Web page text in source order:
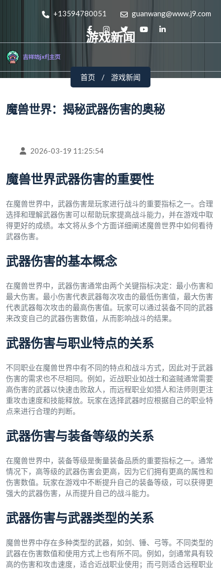
+13594780051 guanwang@www.j9.com
游戏新闻
首页 游戏新闻
魔兽世界：揭秘武器伤害的奥秘
2026-03-19 11:25:54
魔兽世界武器伤害的重要性
在魔兽世界中，武器伤害是玩家进行战斗的重要指标之一。合理
选择和理解武器伤害可以帮助玩家提高战斗能力，并在游戏中取
得更好的成绩。本文将从多个方面详细阐述魔兽世界中如何看待
武器伤害。
武器伤害的基本概念
在魔兽世界中，武器伤害通常由两个关键指标决定：最小伤害和
最大伤害。最小伤害代表武器每次攻击的最低伤害值，最大伤害
代表武器每次攻击的最高伤害值。玩家可以通过装备不同的武器
来改变自己的武器伤害数值，从而影响战斗的结果。
武器伤害与职业特点的关系
不同职业在魔兽世界中有不同的特点和战斗方式，因此对于武器
伤害的需求也不尽相同。例如，近战职业如战士和盗贼通常需要
高伤害的武器以快速击败敌人，而远程职业如猎人和法师则更注
重攻击速度和技能释放。玩家在选择武器时应根据自己的职业特
点来进行合理的判断。
武器伤害与装备等级的关系
在魔兽世界中，装备等级是衡量装备品质的重要指标之一。通常
情况下，高等级的武器伤害会更高，因为它们拥有更高的属性和
伤害数值。玩家在游戏中不断提升自己的装备等级，可以获得更
强大的武器伤害，从而提升自己的战斗能力。
武器伤害与武器类型的关系
魔兽世界中存在多种类型的武器，如剑、锤、弓等。不同类型的
武器在伤害数值和使用方式上也有所不同。例如，剑通常具有较
高的伤害和攻击速度，适合近战职业使用；而弓则适合远程职业